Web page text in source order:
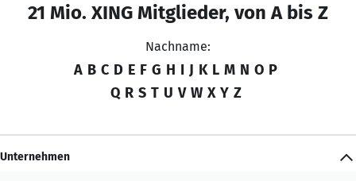
21 Mio. XING Mitglieder, von A bis Z
Nachname:
A B C D E F G H I J K L M N O P
Q R S T U V W X Y Z
Unternehmen